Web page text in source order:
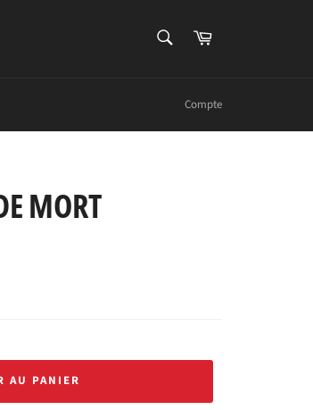
Panier
Compte
MORT
AU PANIER